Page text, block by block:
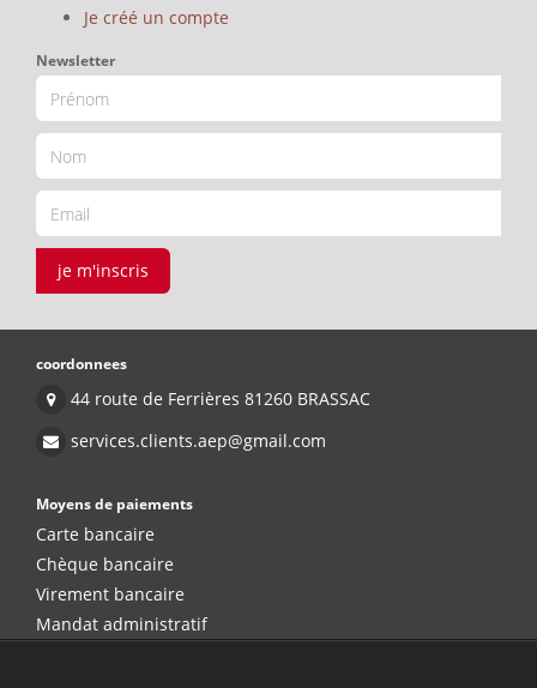
Je créé un compte
Newsletter
je m'inscris
coordonnees
44 route de Ferrières 81260 BRASSAC
services.clients.aep@gmail.com
Moyens de paiements
Carte bancaire
Chèque bancaire
Virement bancaire
Mandat administratif